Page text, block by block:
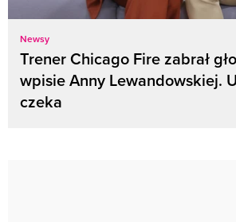
Newsy
Trener Chicago Fire zabrał
wpisie Anny Lewandowskiej.
czeka